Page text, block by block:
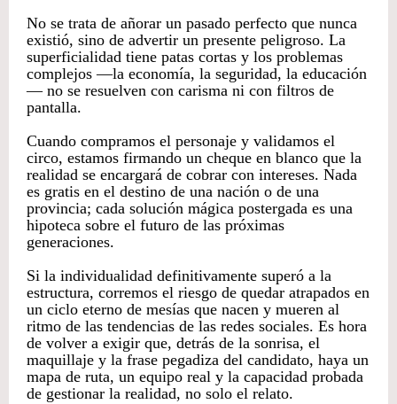
​No se trata de añorar un pasado perfecto que nunca
existió, sino de advertir un presente peligroso. La
superficialidad tiene patas cortas y los problemas
complejos —la economía, la seguridad, la educación
— no se resuelven con carisma ni con filtros de
pantalla.
​Cuando compramos el personaje y validamos el
circo, estamos firmando un cheque en blanco que la
realidad se encargará de cobrar con intereses. Nada
es gratis en el destino de una nación o de una
provincia; cada solución mágica postergada es una
hipoteca sobre el futuro de las próximas
generaciones.
​Si la individualidad definitivamente superó a la
estructura, corremos el riesgo de quedar atrapados en
un ciclo eterno de mesías que nacen y mueren al
ritmo de las tendencias de las redes sociales. Es hora
de volver a exigir que, detrás de la sonrisa, el
maquillaje y la frase pegadiza del candidato, haya un
mapa de ruta, un equipo real y la capacidad probada
de gestionar la realidad, no solo el relato.